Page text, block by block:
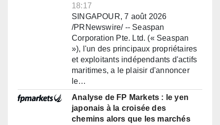
18:17
SINGAPOUR, 7 août 2026
/PRNewswire/ -- Seaspan
Corporation Pte. Ltd. (« Seaspan
»), l'un des principaux propriétaires
et exploitants indépendants d'actifs
maritimes, a le plaisir d'annoncer
le…
Analyse de FP Markets : le yen
japonais à la croisée des
chemins alors que les marchés